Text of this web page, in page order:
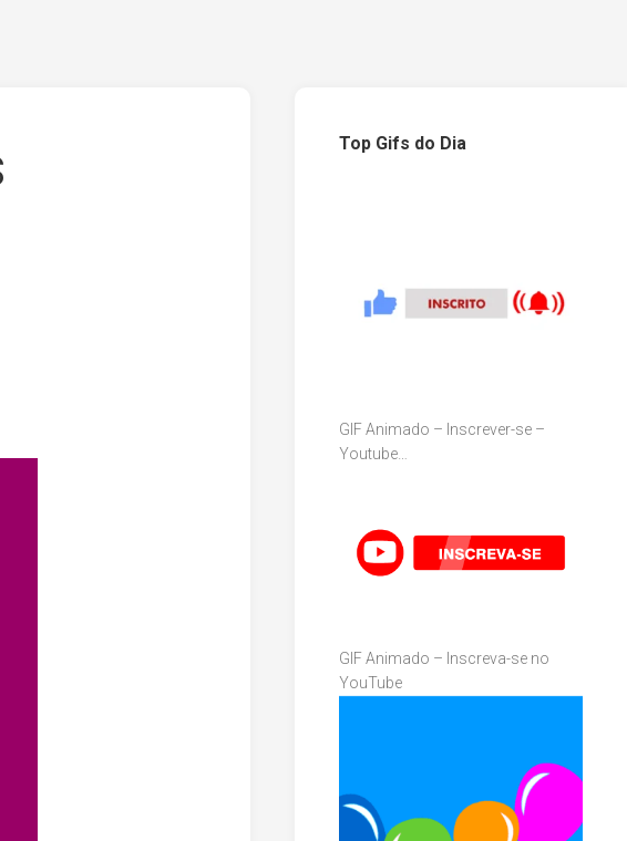
Top Gifs do Dia
GIF Animado – Inscrever-se –
Youtube…
GIF Animado – Inscreva-se no
YouTube